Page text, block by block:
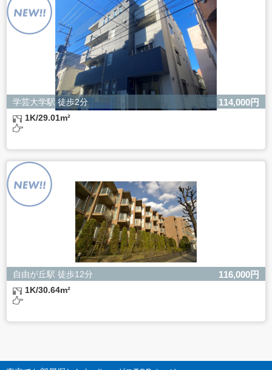
学芸大学駅 徒歩2分 114,000円
1K/29.01m²
自由が丘駅 徒歩12分 116,000円
1K/30.64m²